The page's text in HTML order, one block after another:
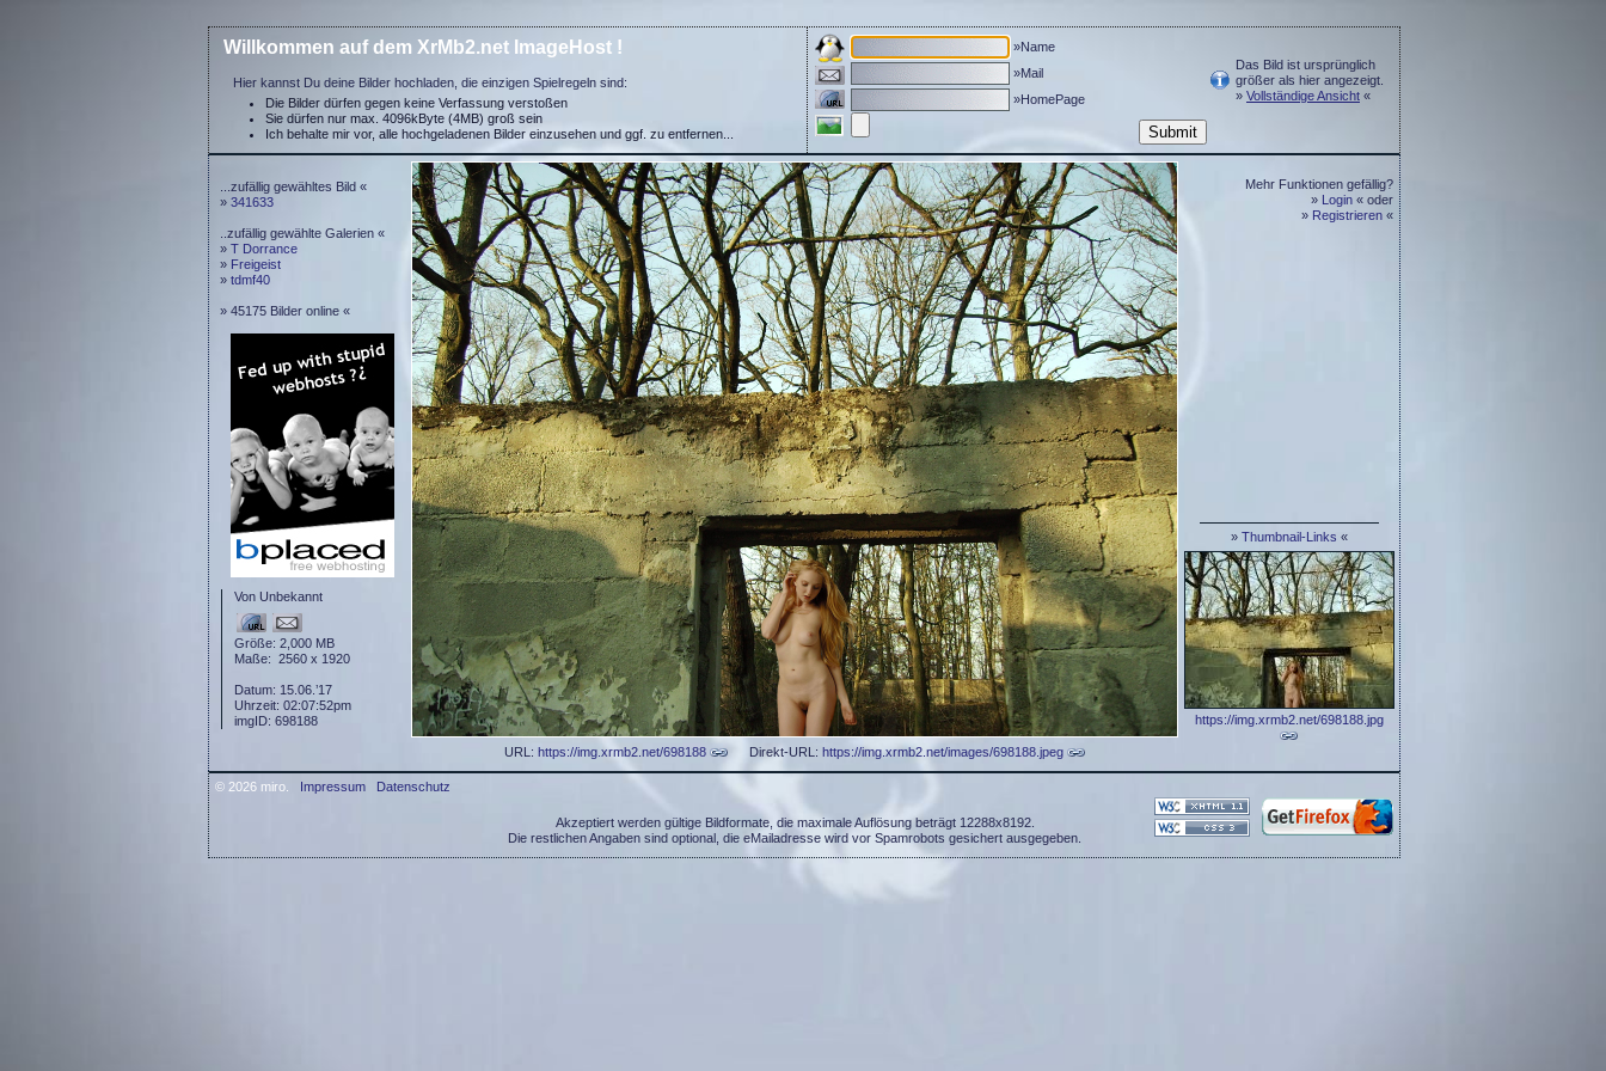
Willkommen auf dem XrMb2.net ImageHost !
Hier kannst Du deine Bilder hochladen, die einzigen Spielregeln sind:
Die Bilder dürfen gegen keine Verfassung verstoßen
Sie dürfen nur max. 4096kByte (4MB) groß sein
Ich behalte mir vor, alle hochgeladenen Bilder einzusehen und ggf. zu entfernen...
»Name
»Mail
»HomePage
Das Bild ist ursprünglich
größer als hier angezeigt.
» Vollständige Ansicht «
...zufällig gewähltes Bild «
» 341633
..zufällig gewählte Galerien «
» T Dorrance
» Freigeist
» tdmf40
» 45175 Bilder online «
Von Unbekannt
Größe: 2,000 MB
Maße: 2560 x 1920
Datum: 15.06.’17
Uhrzeit: 02:07:52pm
imgID: 698188
URL: https://img.xrmb2.net/698188 Direkt-URL: https://img.xrmb2.net/images/698188.jpeg
Mehr Funktionen gefällig?
» Login « oder
» Registrieren «
» Thumbnail-Links «
https://img.xrmb2.net/698188.jpg
© 2026 miro. Impressum Datenschutz
Akzeptiert werden gültige Bildformate, die maximale Auflösung beträgt 12288x8192.
Die restlichen Angaben sind optional, die eMailadresse wird vor Spamrobots gesichert ausgegeben.